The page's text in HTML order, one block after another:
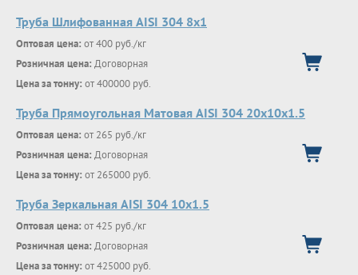
Труба Шлифованная AISI 304 8х1
Оптовая цена: от 400 руб./кг
Розничная цена: Договорная
Цена за тонну: от 400000 руб.
Труба Прямоугольная Матовая AISI 304 20х10х1.5
Оптовая цена: от 265 руб./кг
Розничная цена: Договорная
Цена за тонну: от 265000 руб.
Труба Зеркальная AISI 304 10х1.5
Оптовая цена: от 425 руб./кг
Розничная цена: Договорная
Цена за тонну: от 425000 руб.